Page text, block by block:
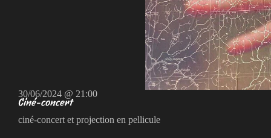
30/06/2024 @ 21:00
Ciné-concert
ciné-concert et projection en pellicule